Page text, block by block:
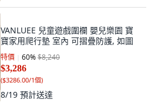
寶家用爬行墊 室內 可摺疊防護, 如圖
特價 60%$8,240
$3,286
($3286.00/1個
8/19預計送達